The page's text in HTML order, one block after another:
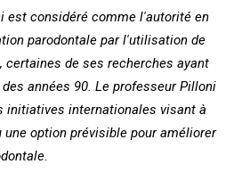
est considéré comme l'autorité en
parodontale par l'utilisation de
certaines de ses recherches ayant
années 90. Le professeur Pilloni
initiatives internationales visant à
option prévisible pour améliorer